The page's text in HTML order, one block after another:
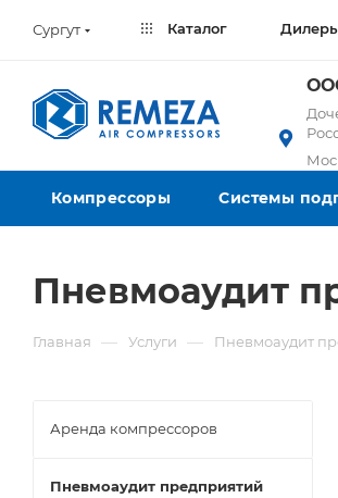
Сургут Каталог
Компрессоры Системы
Пневмоаудит
Главная — Услуги — Пневмоаудит
Аренда компрессоров
Пневмоаудит предприятий